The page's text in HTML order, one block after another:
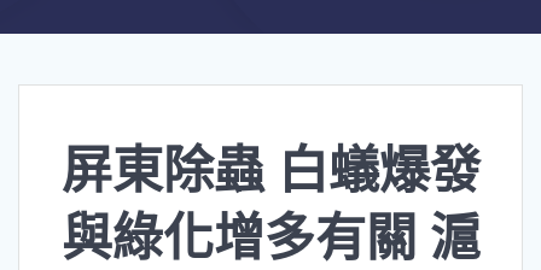
屏東除蟲 白蟻爆發
與綠化增多有關 滬